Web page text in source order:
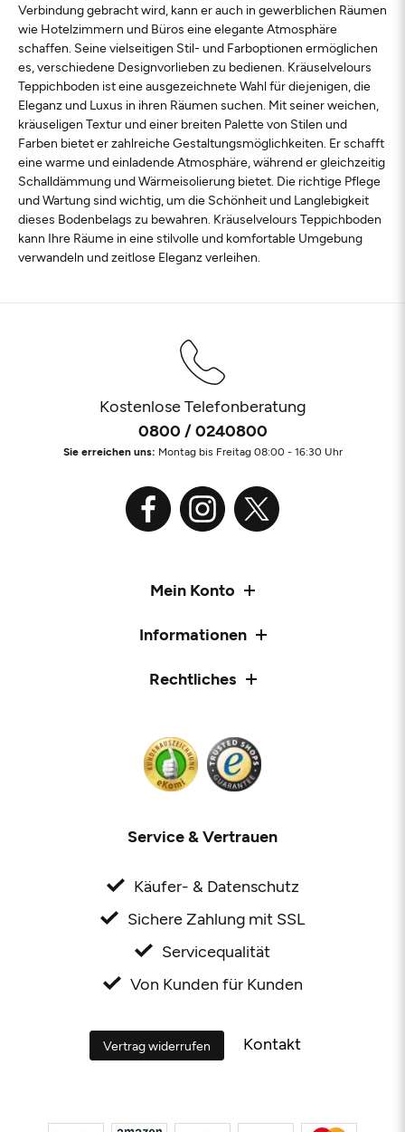
Verbindung gebracht wird, kann er auch in gewerblichen Räumen
wie Hotelzimmern und Büros eine elegante Atmosphäre
schaffen. Seine vielseitigen Stil- und Farboptionen ermöglichen
es, verschiedene Designvorlieben zu bedienen. Kräuselvelours
Teppichboden ist eine ausgezeichnete Wahl für diejenigen, die
Eleganz und Luxus in ihren Räumen suchen. Mit seiner weichen,
kräuseligen Textur und einer breiten Palette von Stilen und
Farben bietet er zahlreiche Gestaltungsmöglichkeiten. Er schafft
eine warme und einladende Atmosphäre, während er gleichzeitig
Schalldämmung und Wärmeisolierung bietet. Die richtige Pflege
und Wartung sind wichtig, um die Schönheit und Langlebigkeit
dieses Bodenbelags zu bewahren. Kräuselvelours Teppichboden
kann Ihre Räume in eine stilvolle und komfortable Umgebung
verwandeln und zeitlose Eleganz verleihen.
Kostenlose Telefonberatung
0800 / 0240800
Sie erreichen uns: Montag bis Freitag 08:00 - 16:30 Uhr
Mein Konto
Informationen
Rechtliches
Service & Vertrauen
Käufer- & Datenschutz
Sichere Zahlung mit SSL
Servicequalität
Von Kunden für Kunden
Vertrag widerrufen Kontakt